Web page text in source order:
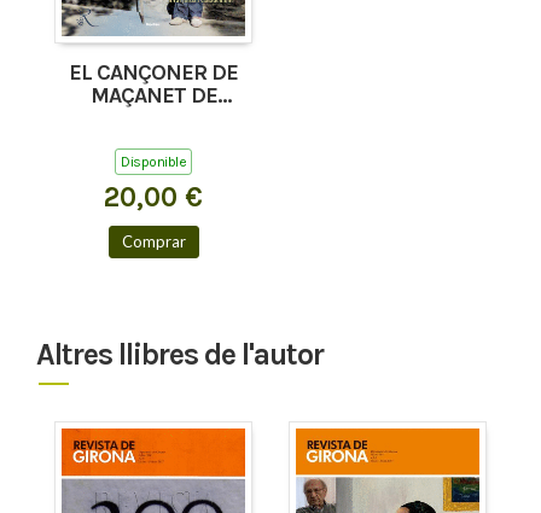
EL CANÇONER DE
MAÇANET DE
Disponible
20,00 €
Comprar
Altres llibres de l'autor